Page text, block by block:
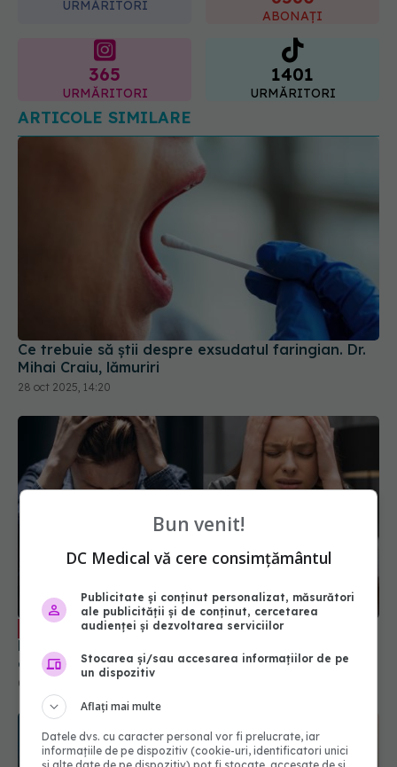
URMĂRITORI
1401
URMĂRITORI
ARTICOLE SIMILARE
Ce trebuie să știi despre exsudatul faringian. Dr.
Mihai Craiu, lămuriri
28 oct 2025, 14:20
Bodnariu: Teama permanentă și așteptarea că
ceva urmează să se întâmple sunt cele mai
evidente semne
05 iun 2024, 09:34
Bun venit!
DC Medical vă cere consimțământul
Publicitate și conținut personalizat, măsurători
ale publicității și de conținut, cercetarea
audienței și dezvoltarea serviciilor
Stocarea și/sau accesarea informațiilor de pe
un dispozitiv
Aflați mai multe
Datele dvs. cu caracter personal vor fi prelucrate, iar
informațiile de pe dispozitiv (cookie-uri, identificatori unici